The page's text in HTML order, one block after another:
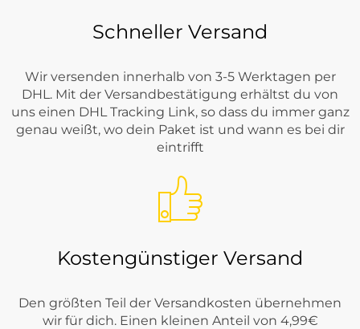
Schneller Versand
Wir versenden innerhalb von 3-5 Werktagen per
DHL. Mit der Versandbestätigung erhältst du von
uns einen DHL Tracking Link, so dass du immer ganz
genau weißt, wo dein Paket ist und wann es bei dir
eintrifft
Kostengünstiger Versand
Den größten Teil der Versandkosten übernehmen
wir für dich. Einen kleinen Anteil von 4,99€